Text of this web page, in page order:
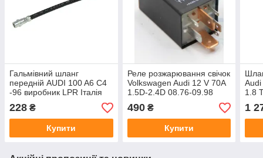
Гальмівний шланг
передній AUDI 100 A6 C4
-96 виробник LPR Італія
228 ₴
Купити
Реле розжарювання свічок
Volkswagen Audi 12 V 70A
1.5D-2.4D 08.76-09.98
VAG 191911261C
виробник JP Group Данія
490₴
Купити
1.8
JP
1